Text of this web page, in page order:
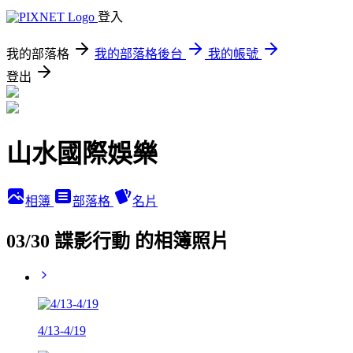
登入
我的部落格 我的部落格後台
我的帳號
登出
山水國際娛樂
相簿 部落格 名片
03/30 諜影行動 的相簿照片
4/13-4/19